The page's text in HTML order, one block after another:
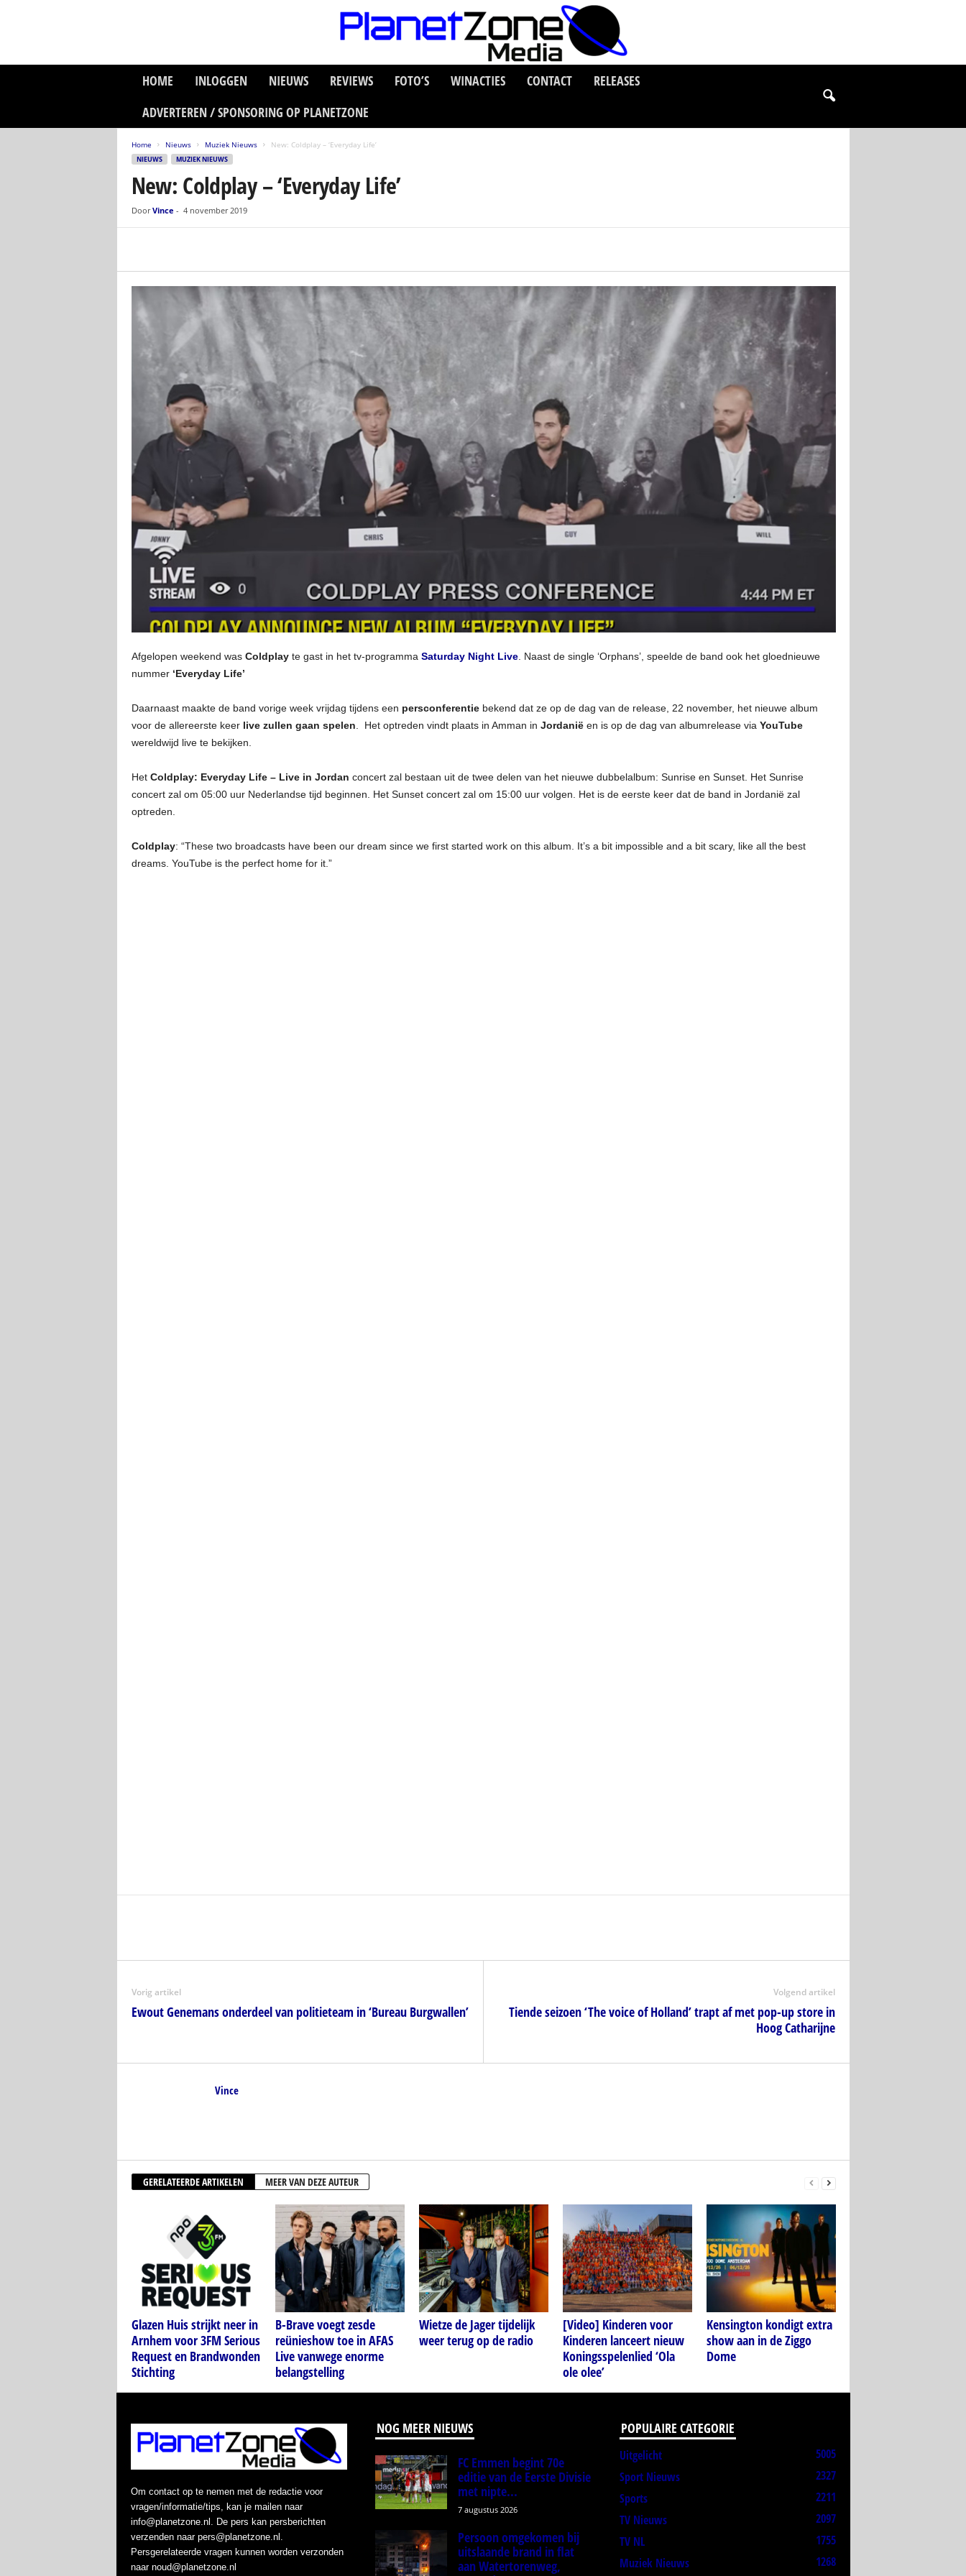
HOME INLOGGEN NIEUWS REVIEWS FOTO’S WINACTIES CONTACT
RELEASES
ADVERTEREN / SPONSORING OP PLANETZONE
Home Nieuws Muziek Nieuws New: Coldplay – ‘Everyday Life’
NIEUWS MUZIEK NIEUWS
New: Coldplay – ‘Everyday Life’
Door Vince - 4 november 2019
Afgelopen weekend was Coldplayte gast in het tv-programma Saturday Night Live. Naast de single ‘Orphans’, speelde de band ook het gloednieuwe
nummer ‘Everyday Life’
Daarnaast maakte de band vorige week vrijdag tijdens een persconferentiebekend dat ze op de dag van de release, 22 november, het nieuwe album
voor de allereerste keer live zullen gaan spelen Het optreden vindt plaats in Amman in Jordanië en is op de dag van albumrelease via YouTube
wereldwijd live te bekijken.
HetColdplay: Everyday Life – Live in Jordan concert zal bestaan uit de twee delen van het nieuwe dubbelalbum: Sunrise en Sunset. Het Sunrise
concert zal om 05:00 uur Nederlandse tijd beginnen. Het Sunset concert zal om 15:00 uur volgen. Het is de eerste keer dat de band in Jordanië zal
optreden.
Coldplay: “These two broadcasts have been our dream since we first started work on this album. It’s a bit impossible and a bit scary, like all the best
dreams. YouTube is the perfect home for it.”
Vorig artikel
Ewout Genemans onderdeel van politieteam in ‘Bureau Burgwallen’
Volgend artikel
Tiende seizoen ‘The voice of Holland’ trapt af met pop-up store in
Hoog Catharijne
Vince
GERELATEERDE ARTIKELEN MEER VAN DEZE AUTEUR
Glazen Huis strijkt neer in
Arnhem voor 3FM Serious
Request en Brandwonden
Stichting
B-Brave voegt zesde
reünieshow toe in AFAS
Live vanwege enorme
belangstelling
Wietze de Jager tijdelijk
weer terug op de radio
[Video] Kinderen voor
Kinderen lanceert nieuw
Koningsspelenlied ‘Ola
ole olee’
Kensington kondigt extra
show aan in de Ziggo
Dome
Om contact op te nemen met de redactie voor
vragen/informatie/tips, kan je mailen naar
info@planetzone.nl. De pers kan persberichten
verzenden naar pers@planetzone.nl.
Persgerelateerde vragen kunnen worden verzonden
naar noud@planetzone.nl
NOG MEER NIEUWS
FC Emmen begint 70e
editie van de Eerste Divisie
met nipte...
7 augustus 2026
Persoon omgekomen bij
uitslaande brand in flat
aan Watertorenweg,
POPULAIRE CATEGORIE
Uitgelicht
5005
Sport Nieuws
2327
Sports
2211
TV Nieuws
2097
TV NL
1755
Muziek Nieuws
1268